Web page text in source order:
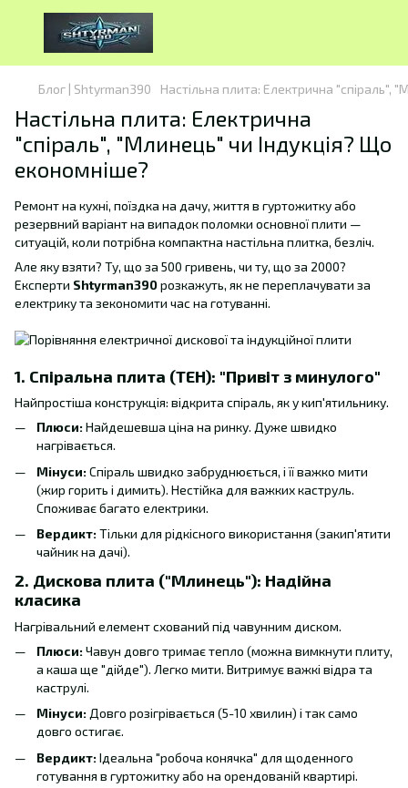
Блог | Shtyrman390 Настільна плита: Електрична "спіраль",
Настільна плита: Електрична
"спіраль", "Млинець" чи Індукція? Що
економніше?
Ремонт на кухні, поїздка на дачу, життя в гуртожитку або
резервний варіант на випадок поломки основної плити —
ситуацій, коли потрібна компактна настільна плитка, безліч.
Але яку взяти? Ту, що за 500 гривень, чи ту, що за 2000?
Експерти Shtyrman390розкажуть, як не переплачувати за
електрику та зекономити час на готуванні.
1. Спіральна плита (ТЕН): "Привіт з минулого"
Найпростіша конструкція: відкрита спіраль, як у кип'ятильнику.
Плюси:Найдешевша ціна на ринку. Дуже швидко
нагрівається.
Мінуси:Спіраль швидко забруднюється, і її важко мити
(жир горить і димить). Нестійка для важких каструль.
Споживає багато електрики.
Вердикт:Тільки для рідкісного використання (закип'ятити
чайник на дачі).
2. Дискова плита ("Млинець"): Надійна
класика
Нагрівальний елемент схований під чавунним диском.
Плюси:Чавун довго тримає тепло (можна вимкнути плиту,
а каша ще "дійде"). Легко мити. Витримує важкі відра та
каструлі.
Мінуси: Довго розігрівається (5-10 хвилин) і так само
довго остигає.
Вердикт:Ідеальна "робоча конячка" для щоденного
готування в гуртожитку або на орендованій квартирі.